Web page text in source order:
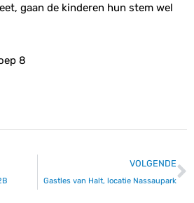
gaan de kinderen hun stem wel
8
VOLGENDE
Gastles van Halt, locatie Nassaupark